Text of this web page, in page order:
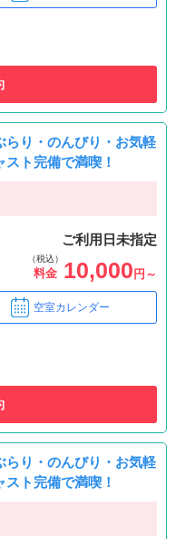
らり・のんびり・お気軽
ト完備で満喫！
ご利用日未指定
（税込）
料金 10,000 円～
空室カレンダー
らり・のんびり・お気軽
ト完備で満喫！